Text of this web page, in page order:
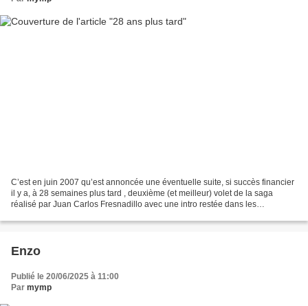
C’est en juin 2007 qu’est annoncée une éventuelle suite, si succès financier
il y a, à 28 semaines plus tard , deuxième (et meilleur) volet de la saga
réalisé par Juan Carlos Fresnadillo avec une intro restée dans les
Enzo
Publié le 20/06/2025 à 11:00
Par mymp